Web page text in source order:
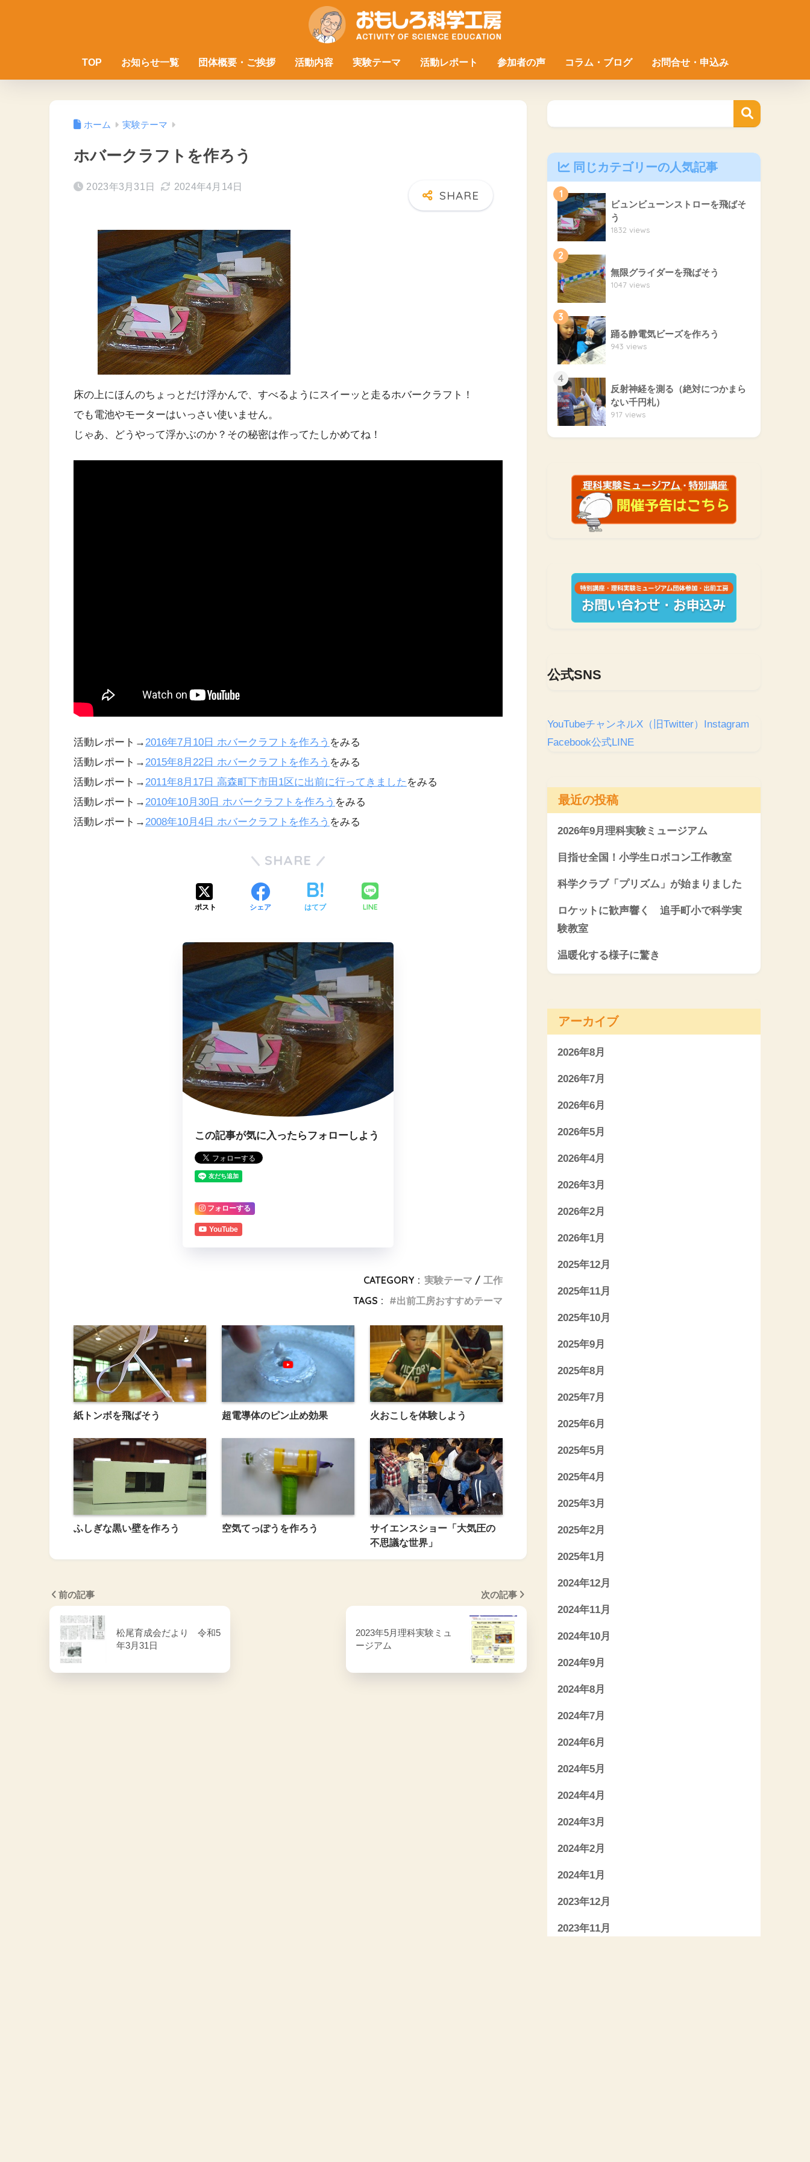
TOP お知らせ一覧 団体概要・ご挨拶 活動内容 実験テーマ 活動レポート 参加者の声 コラム・ブログ お問合せ・申込み
ホーム 実験テーマ
ホバークラフトを作ろう
2023年3月31日 2024年4月14日
床の上にほんのちょっとだけ浮かんで、すべるようにスイーッと走るホバークラフト！
でも電池やモーターはいっさい使いません。
じゃあ、どうやって浮かぶのか？その秘密は作ってたしかめてね！
活動レポート→ 2016年7月10日 ホバークラフトを作ろう をみる
活動レポート→ 2015年8月22日 ホバークラフトを作ろう をみる
活動レポート→ 2011年8月17日 高森町下市田1区に出前に行ってきました をみる
活動レポート→ 2010年10月30日 ホバークラフトを作ろう をみる
活動レポート→ 2008年10月4日 ホバークラフトを作ろう をみる
SHARE
ポスト シェア はてブ LINE
この記事が気に入ったらフォローしよう
フォローする
YouTube
CATEGORY : 実験テーマ
工作
TAGS :
出前工房おすすめテーマ
紙トンボを飛ばそう 超電導体のピン止め効果 火おこしを体験しよう
ふしぎな黒い壁を作ろう 空気てっぽうを作ろう
サイエンスショー「大気圧の
不思議な世界」
前の記事
松尾育成会だより 令和5
年3月31日
次の記事
2023年5月理科実験ミュ
ージアム
同じカテゴリーの人気記事
1
ビュンビューンストローを飛ばそ
う
1832 views
2
無限グライダーを飛ばそう
1047 views
3
踊る静電気ビーズを作ろう
943 views
4
反射神経を測る（絶対につかまら
ない千円札）
917 views
公式SNS
YouTubeチャンネルX（旧Twitter） Instagram
Facebook公式LINE
最近の投稿
2026年9月理科実験ミュージアム
目指せ全国！小学生ロボコン工作教室
科学クラブ「プリズム」が始まりました
ロケットに歓声響く 追手町小で科学実
験教室
温暖化する様子に驚き
アーカイブ
2026年8月
2026年7月
2026年6月
2026年5月
2026年4月
2026年3月
2026年2月
2026年1月
2025年12月
2025年11月
2025年10月
2025年9月
2025年8月
2025年7月
2025年6月
2025年5月
2025年4月
2025年3月
2025年2月
2025年1月
2024年12月
2024年11月
2024年10月
2024年9月
2024年8月
2024年7月
2024年6月
2024年5月
2024年4月
2024年3月
2024年2月
2024年1月
2023年12月
2023年11月